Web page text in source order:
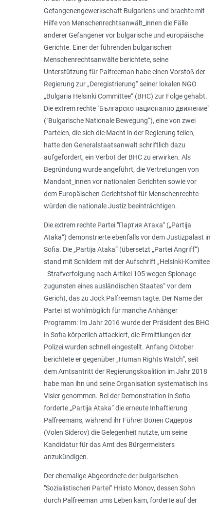
Gefangenengewerkschaft Bulgariens und brachte mit
Hilfe von Menschenrechtsanwält_innen die Fälle
anderer Gefangener vor bulgarische und europäische
Gerichte. Einer der führenden bulgarischen
Menschenrechtsanwälte berichtete, seine
Unterstützung für Palfreeman habe einen Vorstoß der
Regierung zur „Deregistrierung“ seiner lokalen NGO
„Bulgaria Helsinki Committee“ (BHC) zur Folge gehabt.
Die extrem rechte "Българско национално движение"
("Bulgarische Nationale Bewegung“), eine von zwei
Parteien, die sich die Macht in der Regierung teilen,
hatte den Generalstaatsanwalt schriftlich dazu
aufgefordert, ein Verbot der BHC zu erwirken. Als
Begründung wurde angeführt, die Vertretungen von
Mandant_innen vor nationalen Gerichten sowie vor
dem Europäischen Gerichtshof für Menschenrechte
würden die nationale Justiz beeinträchtigen.
Die extrem rechte Partei "Партия Атака" („Partija
Ataka“) demonstrierte ebenfalls vor dem Justizpalast in
Sofia. Die „Partija Ataka“ (übersetzt „Partei Angriff“)
stand mit Schildern mit der Aufschrift „Helsinki-Komitee
- Strafverfolgung nach Artikel 105 wegen Spionage
zugunsten eines ausländischen Staates“ vor dem
Gericht, das zu Jock Palfreeman tagte. Der Name der
Partei ist wohlmöglich für manche Anhänger
Programm: Im Jahr 2016 wurde der Präsident des BHC
in Sofia körperlich attackiert, die Ermittlungen der
Polizei wurden schnell eingestellt. Anfang Oktober
berichtete er gegenüber „Human Rights Watch“, seit
dem Amtsantritt der Regierungskoalition im Jahr 2018
habe man ihn und seine Organisation systematisch ins
Visier genommen. Bei der Demonstration in Sofia
forderte „Partija Ataka“ die erneute Inhaftierung
Palfreemans, während ihr Führer Волен Сидеров
(Volen Siderov) die Gelegenheit nutzte, um seine
Kandidatur für das Amt des Bürgermeisters
anzukündigen.
Der ehemalige Abgeordnete der bulgarischen
"Sozialistischen Partei" Hristo Monov, dessen Sohn
durch Palfreeman ums Leben kam, forderte auf der